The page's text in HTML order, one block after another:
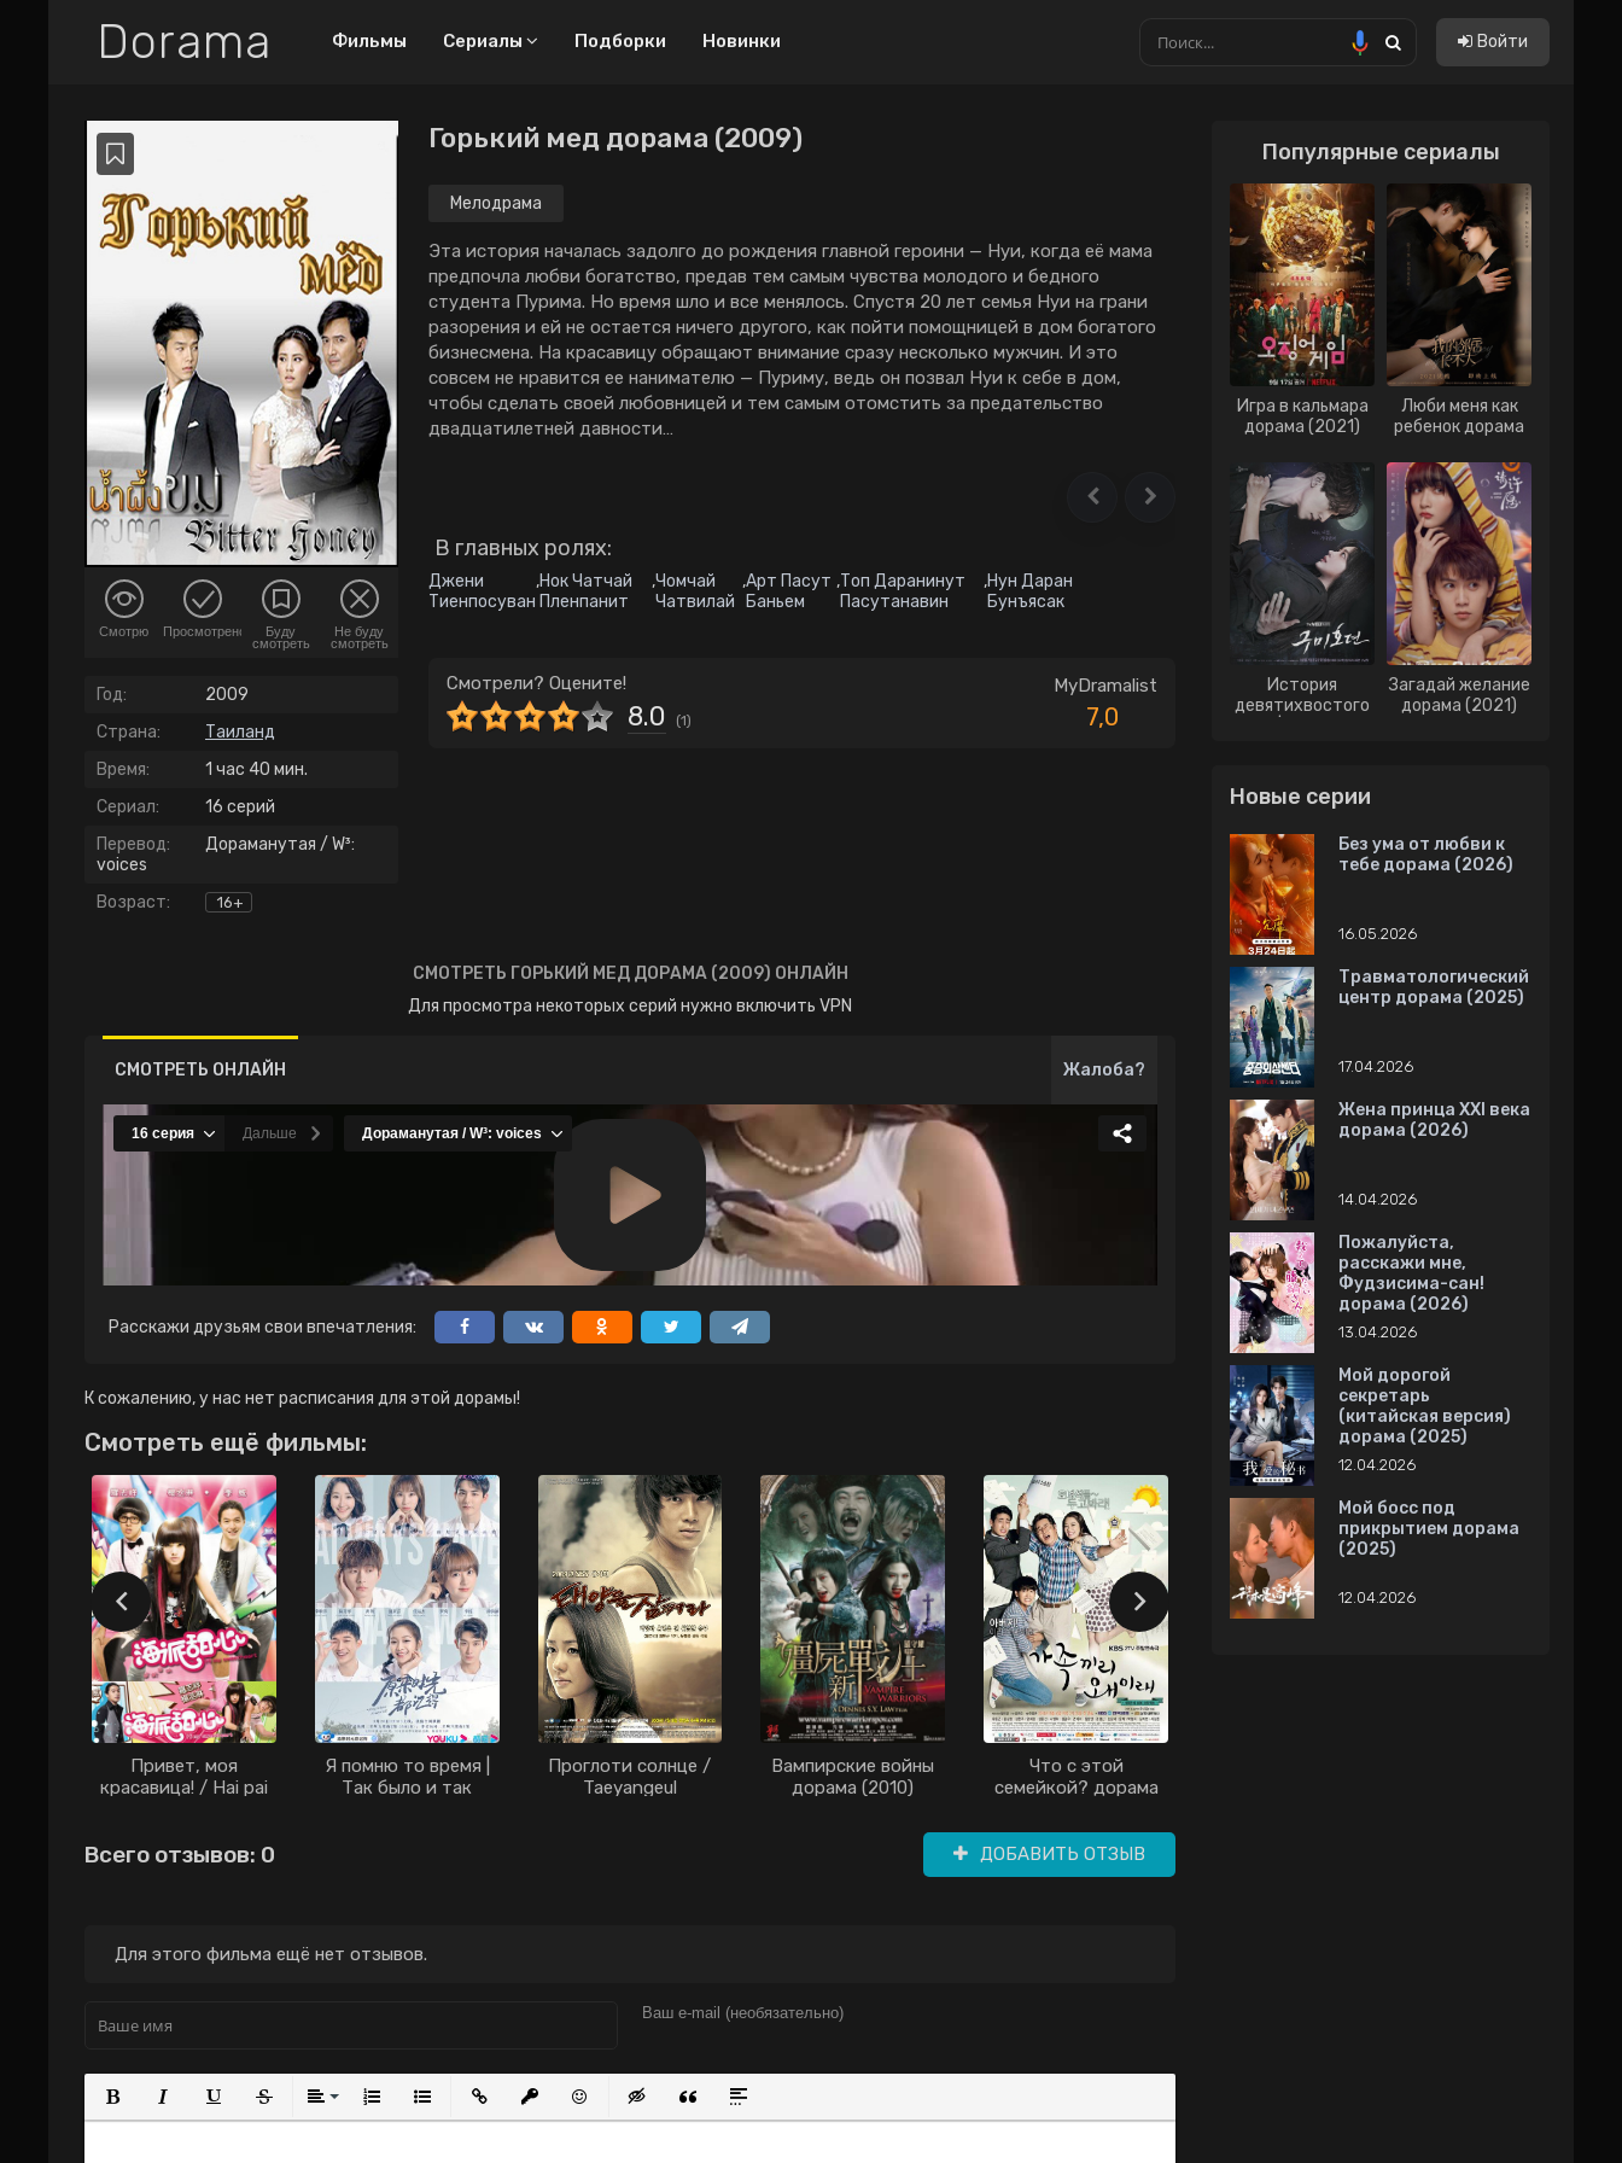
Dorama Фильмы Сериалы
Новинки
ТОП-100
Про любовный
труугольник
Про богатых парней
2026 2025
2024
2023
2022
2021
2020
2019
Драма
Музыка
Военный
Детектив
Мистика
Биография
Комедия
Школа
Приключения
Спорт
ТВ шоу
Триллер
Японские
Тайванськие
Филиппинские
Вьетнам
Гонконг
Сингапур
Подборки Новинки Войти
Горький мед дорама (2009)
Мелодрама
Эта история началась задолго до рождения главной героини — Нуи, когда её мама
предпочла любви богатство, предав тем самым чувства молодого и бедного
студента Пурима. Но время шло и все менялось. Спустя 20 лет семья Нуи на грани
разорения и ей не остается ничего другого, как пойти помощницей в дом богатого
бизнесмена. На красавицу обращают внимание сразу несколько мужчин. И это
совсем не нравится ее нанимателю — Пуриму, ведь он позвал Нуи к себе в дом,
чтобы сделать своей любовницей и тем самым отомстить за предательство
двадцатилетней давности…
В главных ролях:
Джени
Тиенпосуван
,Нок Чатчай
Пленпанит
,Чомчай
Чатвилай
,Арт Пасут
Баньем
,Топ Даранинут
Пасутанавин
,Нун Даран
Бунъясак
Смотрели? Оцените!
8.0 (1)
MyDramalist
7,0
Смотрю Просмотрено
Буду
смотреть
Не буду
смотреть
Год:
2009
Страна:
Таиланд
Время:
1 час 40 мин.
Сериал:
16 серий
Перевод:
Дораманутая / W³:
voices
Возраст:
16+
СМОТРЕТЬ ГОРЬКИЙ МЕД ДОРАМА (2009) ОНЛАЙН
Для просмотра некоторых серий нужно включить VPN
СМОТРЕТЬ ОНЛАЙН Жалоба?
Расскажи друзьям свои впечатления:
К сожалению, у нас нет расписания для этой дорамы!
Смотреть ещё фильмы:
Привет, моя
красавица! / Hai pai
Sweetheart /
(2009)
Я помню то время |
Так было и так
Проглоти солнце /
Taeyangeul
Вампирские войны
дорама (2010)
Что с этой
семейкой? дорама
Всего отзывов: 0 ДОБАВИТЬ ОТЗЫВ
Для этого фильма ещё нет отзывов.
Полужирный
КурсивПодчеркнутый
ЗачеркнутыйВыравнивание
Нумерованный список
Маркированный список
Вставить ссылку
Вставить защищенную ссылку
Вставить смайлик
Вставка скрытого текста
Вставка цитаты
Вставка спойлера
Популярные сериалы
Игра в кальмара
дорама (2021)
Люби меня как
ребенок дорама
История
девятихвостого
Загадай желание
дорама (2021)
Новые серии
Без ума от любви к
тебе дорама (2026)
16.05.2026
Травматологический
центр дорама (2025)
17.04.2026
Жена принца XXI века
дорама (2026)
14.04.2026
Пожалуйста,
расскажи мне,
Фудзисима-сан!
дорама (2026)
13.04.2026
Мой дорогой
секретарь
(китайская версия)
дорама (2025)
12.04.2026
Мой босс под
прикрытием дорама
(2025)
12.04.2026